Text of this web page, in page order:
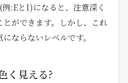
:EとI)になると、注意深く
とができます。しかし、これ
ならないレベルです。
く見える?